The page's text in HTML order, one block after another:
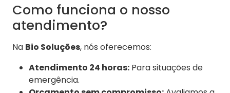
Como funciona o nosso
atendimento?
Na Bio Soluções, nós oferecemos:
Atendimento 24 horas: Para situações de
emergência.